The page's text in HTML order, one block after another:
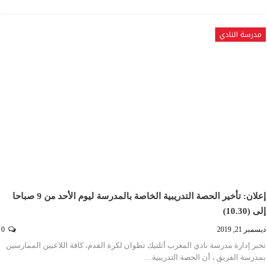
مدرسة النادي
إعلان: تأخير الحصة التدريبية الخاصة بالمدرسة ليوم الأحد من 9 صباحا
إلى (10.30)
ديسمبر 21, 2019
تخبر إدارة مدرسة نادي المغرب أتلتيك تطوان لكرة القدم، كافة اللاعبين الممارسين
بمدرسة الفريق ، أن الحصة التدريبية…